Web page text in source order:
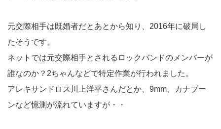
元交際相手は既婚者だとあとから知り、2016年に破局し
たそうです。
ネットでは元交際相手とされるロックバンドのメンバーが
誰なのか？2ちゃんなどで特定作業が行われました。
アレキサンドロス川上洋平さんだとか、9mm、カナブー
ンなど憶測が流れていますが・・